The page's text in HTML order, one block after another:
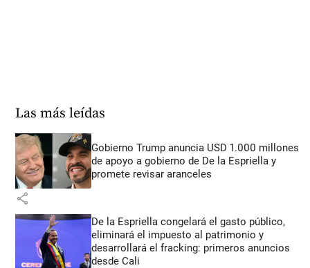
Las más leídas
Gobierno Trump anuncia USD 1.000 millones
de apoyo a gobierno de De la Espriella y
promete revisar aranceles
share
De la Espriella congelará el gasto público,
eliminará el impuesto al patrimonio y
desarrollará el fracking: primeros anuncios
desde Cali